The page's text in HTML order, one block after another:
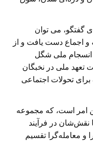
گفتگو، می توان
و اجماع دست یافت و از
ملی شگل
تعهد ملی در نخبگان
تحولات اجتماعی
امر است، که مجموعه
نقش‌شان در فرآیند
و معامله‌گرا تقسیم